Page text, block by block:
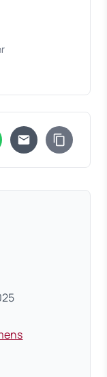
Tab)
in neuem Tab)